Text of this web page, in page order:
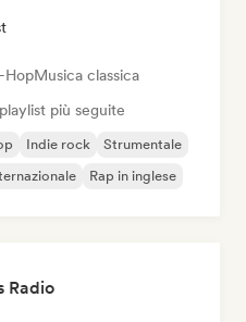
HopMusica classica
più seguite
Indie rock
Strumentale
Rap in inglese
Radio